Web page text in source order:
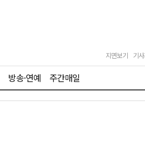
지면보기 기
방송·연예 주간매일